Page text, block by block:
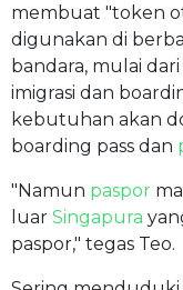
membuat "token
digunakan di
bandara, mulai
imigrasi dan
kebutuhan akan
boarding pass dan
"Namun paspor
luar Singapura
paspor," tegas Teo.